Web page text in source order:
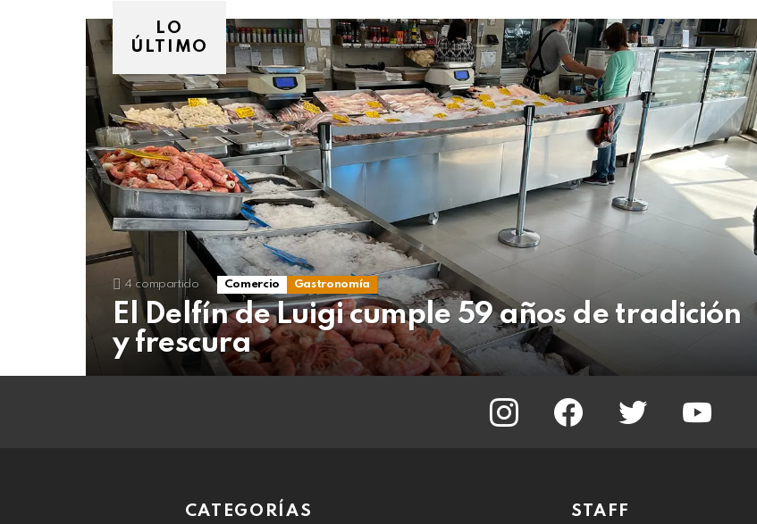
LO
ÚLTIMO
4 compartido Comercio Gastronomía
El Delfín de Luigi cumple 59 años de tradición
y frescura
instagram facebook twitter
CATEGORÍAS STAFF
de
agosto
de
2026